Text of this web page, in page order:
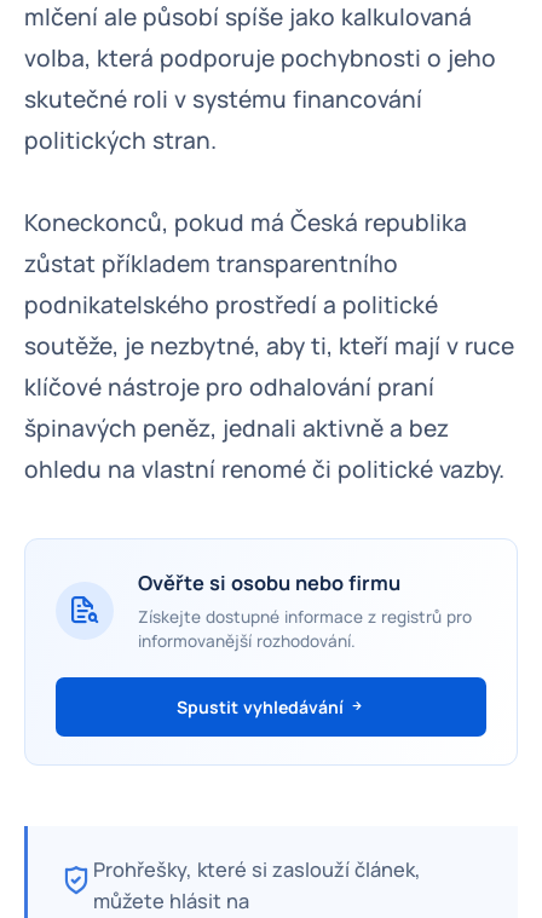
mlčení ale působí spíše jako kalkulovaná
volba, která podporuje pochybnosti o jeho
skutečné roli v systému financování
politických stran.
Koneckonců, pokud má Česká republika
zůstat příkladem transparentního
podnikatelského prostředí a politické
soutěže, je nezbytné, aby ti, kteří mají v ruce
klíčové nástroje pro odhalování praní
špinavých peněz, jednali aktivně a bez
ohledu na vlastní renomé či politické vazby.
Ověřte si osobu nebo firmu
Získejte dostupné informace z registrů pro
informovanější rozhodování.
Spustit vyhledávání
Prohřešky, které si zaslouží článek,
můžete hlásit na